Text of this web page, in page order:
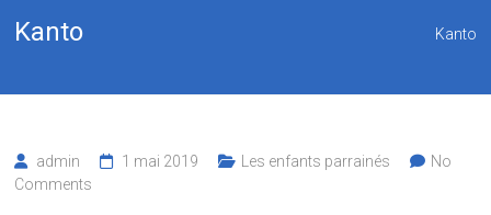
Arbres
Kanto Kanto
admin 1 mai 2019 Les enfants parrainés
No
Comments